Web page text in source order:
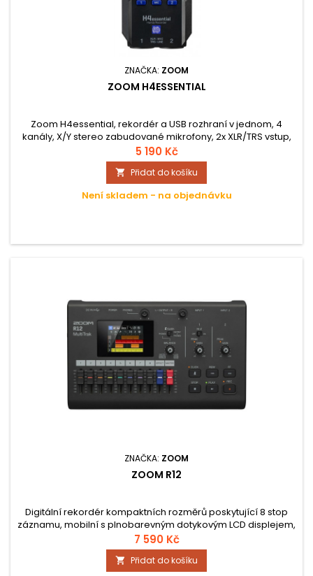
ZNAČKA: ZOOM
ZOOM H4ESSENTIAL
Zoom H4essential, rekordér a USB rozhraní v jednom, 4
kanály, X/Y stereo zabudované mikrofony, 2x XLR/TRS vstup,
3,5mm linkový vstup, 3,5mm sluchátkový výstup, vestavěný
reproduktor, barevný LCD displej, hlasové ovládání pro
zrakově postižené, vzorkovací frekvence 44,1 kHz, 48 kHz, 96
kHz, WAV, fantomové napájení, limiter, napájení 4 AA
baterie...
5 190 Kč
 Přidat do košíku
Není skladem - na objednávku
ZNAČKA: ZOOM
ZOOM R12
Digitální rekordér kompaktních rozměrů poskytující 8 stop
záznamu, mobilní s plnobarevným dotykovým LCD displejem,
vybavený 2 XLR/TRS vstupy. K dipozici je i FX send kanál s
efekty jako reverb, chorus a delay.
7 590 Kč
 Přidat do košíku